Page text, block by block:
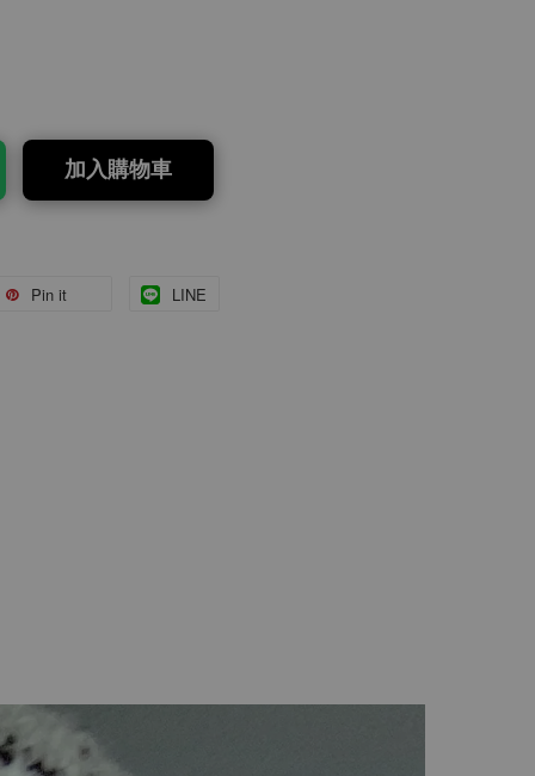
加入購物車
Pin it LINE